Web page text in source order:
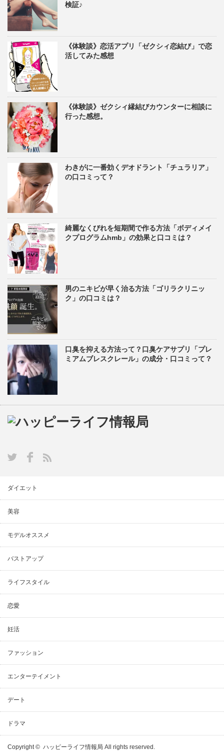
検証♪
《体験談》恋活アプリ「ゼクシィ恋結び」で恋
活してみた感想
《体験談》ゼクシィ縁結びカウンターに相談に
行った感想。
わきがに一番効くデオドラント「チュラリア」
の口コミって？
綺麗なくびれを短期間で作る方法「ボディメイ
クプログラムhmb」の効果と口コミは？
男のニキビが早く治る方法「ゴリラクリニッ
ク」の口コミは？
口臭を抑える方法って？口臭ケアサプリ「プレ
ミアムブレスクレール」の成分・口コミって？
ダイエット
美容
モデルオススメ
バストアップ
ライフスタイル
恋愛
妊活
ファッション
エンターテイメント
デート
ドラマ
Copyright © ハッピーライフ情報局 All rights reserved.